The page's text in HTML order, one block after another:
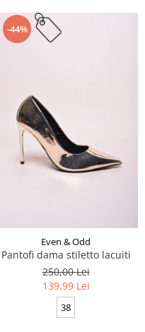
-44%
Even & Odd
Pantofi dama stiletto lacuiti
250,00 Lei
139,99 Lei
38